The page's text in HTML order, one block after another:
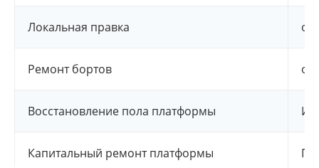
Локальная правка от
Ремонт бортов от
Восстановление пола платформы
Капитальный ремонт платформы